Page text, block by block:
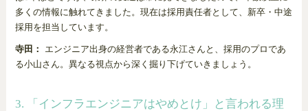
多くの情報に触れてきました。現在は採用責任者として、新卒・中途
採用を担当しています。
寺田：
エンジニア出身の経営者である永江さんと、採用のプロであ
る小山さん。異なる視点から深く掘り下げていきましょう。
3. 「インフラエンジニアはやめとけ」と言われる理